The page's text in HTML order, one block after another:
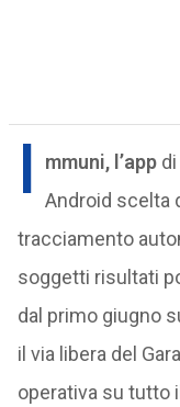
I mmuni, l’app di
Android scelta
tracciamento
soggetti risultati
dal primo giugno
il via libera del
operativa su tutto